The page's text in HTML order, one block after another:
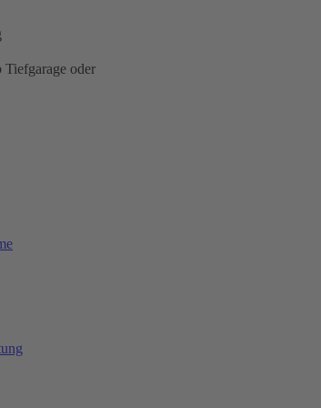
Tiefgarage oder